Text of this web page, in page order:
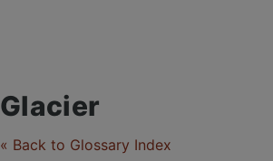
Glacier
« Back to Glossary Index